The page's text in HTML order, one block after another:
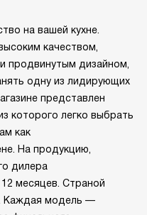
на вашей кухне.
качеством,
продвинутым дизайном,
одну из лидирующих
представлен
которого легко выбрать
как
На продукцию,
дилера
месяцев. Страной
Каждая модель —